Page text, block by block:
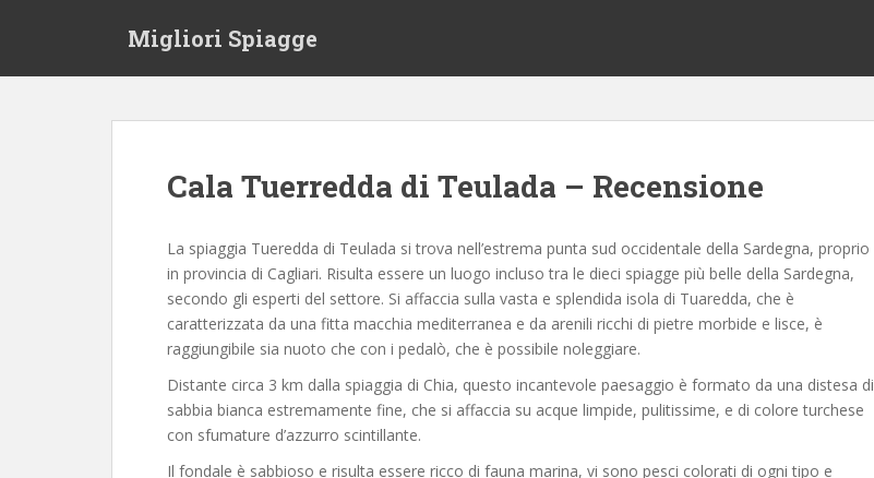
Migliori Spiagge
Cala Tuerredda di Teulada – Recensione
La spiaggia Tueredda di Teulada si trova nell’estrema punta sud occidentale della Sardegna, proprio
in provincia di Cagliari. Risulta essere un luogo incluso tra le dieci spiagge più belle della Sardegna,
secondo gli esperti del settore. Si affaccia sulla vasta e splendida isola di Tuaredda, che è
caratterizzata da una fitta macchia mediterranea e da arenili ricchi di pietre morbide e lisce, è
raggiungibile sia nuoto che con i pedalò, che è possibile noleggiare.
Distante circa 3 km dalla spiaggia di Chia, questo incantevole paesaggio è formato da una distesa di
sabbia bianca estremamente fine, che si affaccia su acque limpide, pulitissime, e di colore turchese
con sfumature d’azzurro scintillante.
Il fondale è sabbioso e risulta essere ricco di fauna marina, vi sono pesci colorati di ogni tipo e